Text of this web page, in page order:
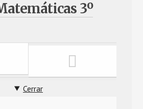
3º
Cerrar